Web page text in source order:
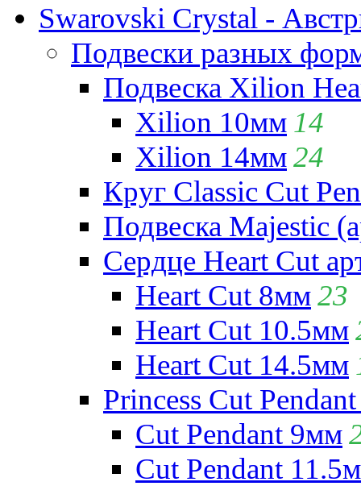
Swarovski Crystal -
Подвески разных
Подвеска Xilion
Xilion 10мм 14
Xilion 14мм24
Круг Classic Cut
Подвеска Majestic
Сердце Heart Cut
Heart Cut 8мм23
Heart Cut 10.5мм
Heart Cut 14.5мм
Princess Cut
Cut Pendant 9мм
Cut Pendant